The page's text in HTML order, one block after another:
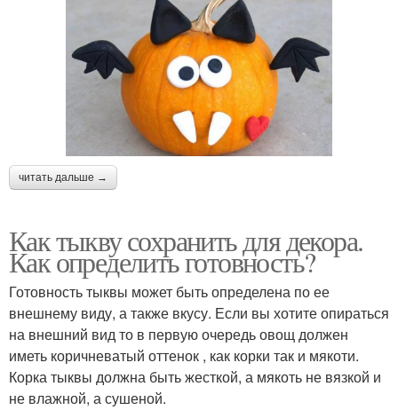
читать дальше →
Как тыкву сохранить для декора.
Как определить готовность?
Готовность тыквы может быть определена по ее
внешнему виду, а также вкусу. Если вы хотите опираться
на внешний вид то в первую очередь овощ должен
иметь коричневатый оттенок , как корки так и мякоти.
Корка тыквы должна быть жесткой, а мякоть не вязкой и
не влажной, а сушеной.